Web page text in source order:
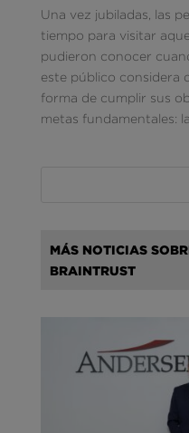
Una vez jubiladas, las
tiempo para visitar
pudieron conocer
este público considera
forma de cumplir sus
metas fundamentales:
MÁS NOTICIAS
BRAINTRUST